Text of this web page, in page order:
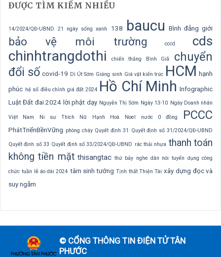
ĐƯỢC TÌM KIẾM NHIỀU
14/2024/QĐ-UBND 21 ngày sống xanh 138 baucu Bình đẳng giới
bảo vệ môi trường cccd cds
chinhtrangdothi chiến thắng Bình Giã
chuyển
đổi số covid-19 Dì Út Sớm Giáng sinh Giá vật kiến trúc HCM hạnh
phúc hệ số điều chỉnh giá đất 2024 Hồ Chí Minh Infographic
Luật Đất đai 2024 lời phật dạy Nguyễn Thị Sớm Ngày 13-10 Ngày Doanh nhân
Việt Nam Ni sư Thích Nữ Hạnh Hoà Noel nước 0 đồng PCCC
PhátTriểnBềnVững phòng cháy Quyết định 31 Quyết định số 31/2024/QĐ-UBND
Quyết định số 33 Quyết định số 33/2024/QĐ-UBND rác thải nhựa thanh toán
không tiền mặt thisangtac thứ bảy nghe dân nói tuyển dụng công
chức tuần lễ áo dài 2024 tâm sinh tướng Tịnh thất Thiện Tài xây dựng đọc và
suy ngẫm
© CỔNG THÔNG TIN ĐIỆN TỬ TÂN
PHƯỚC